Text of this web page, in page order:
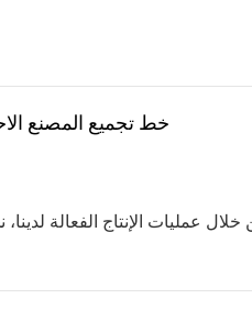
خط تجميع المصنع
الإنتاج الفعالة